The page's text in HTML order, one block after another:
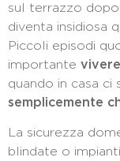
sul terrazzo dopo
diventa insidiosa
Piccoli episodi
importante
quando in casa ci
semplicemente
La sicurezza
blindate o